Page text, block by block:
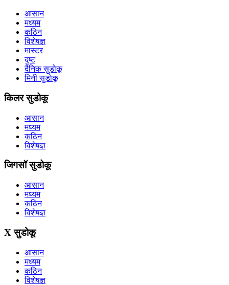
आसान
मध्यम
कठिन
विशेषज्ञ
मास्टर
दुष्ट
दैनिक सुडोकू
मिनी सुडोकू
किलर सुडोकू
आसान
मध्यम
कठिन
विशेषज्ञ
जिगसॉ सुडोकू
आसान
मध्यम
कठिन
विशेषज्ञ
X सुडोकू
आसान
मध्यम
कठिन
विशेषज्ञ